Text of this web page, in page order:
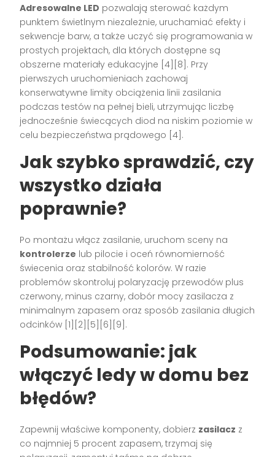
Adresowalne LED pozwalają sterować każdym
punktem świetlnym niezależnie, uruchamiać efekty i
sekwencje barw, a także uczyć się programowania w
prostych projektach, dla których dostępne są
obszerne materiały edukacyjne [4][8]. Przy
pierwszych uruchomieniach zachowaj
konserwatywne limity obciążenia linii zasilania
podczas testów na pełnej bieli, utrzymując liczbę
jednocześnie świecących diod na niskim poziomie w
celu bezpieczeństwa prądowego [4].
Jak szybko sprawdzić, czy
wszystko działa
poprawnie?
Po montażu włącz zasilanie, uruchom sceny na
kontrolerze lub pilocie i oceń równomierność
świecenia oraz stabilność kolorów. W razie
problemów skontroluj polaryzację przewodów plus
czerwony, minus czarny, dobór mocy zasilacza z
minimalnym zapasem oraz sposób zasilania długich
odcinków [1][2][5][6][9].
Podsumowanie: jak
włączyć ledy w domu bez
błędów?
Zapewnij właściwe komponenty, dobierz zasilacz z
co najmniej 5 procent zapasem, trzymaj się